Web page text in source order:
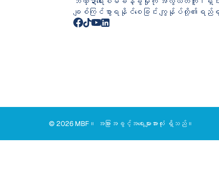
ချစ်ကြင်စွာရနိုင်စေခြင်း ကျွန်ုပ်တို့၏ရည်
© 2026 MBF။ အခြားအခွင့်အရေးများအားလုံး ရှိသည်။